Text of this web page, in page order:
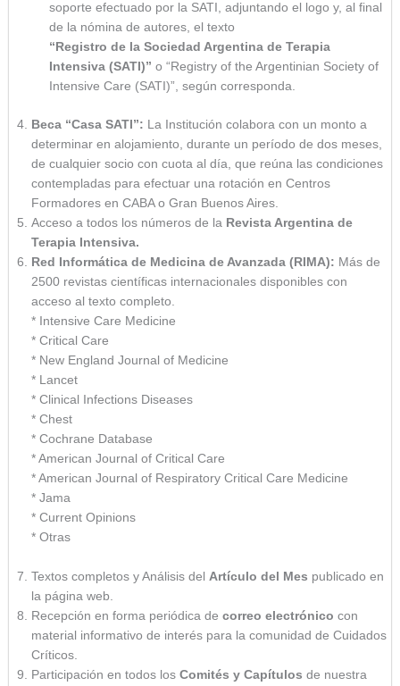
soporte efectuado por la SATI, adjuntando el logo y, al final
de la nómina de autores, el texto
“Registro de la Sociedad Argentina de Terapia
Intensiva (SATI)” o “Registry of the Argentinian Society of
Intensive Care (SATI)”, según corresponda.
Beca “Casa SATI”: La Institución colabora con un monto a
determinar en alojamiento, durante un período de dos meses,
de cualquier socio con cuota al día, que reúna las condiciones
contempladas para efectuar una rotación en Centros
Formadores en CABA o Gran Buenos Aires.
Acceso a todos los números de la Revista Argentina de
Terapia Intensiva.
Red Informática de Medicina de Avanzada (RIMA): Más de
2500 revistas científicas internacionales disponibles con
acceso al texto completo.
* Intensive Care Medicine
* Critical Care
* New England Journal of Medicine
* Lancet
* Clinical Infections Diseases
* Chest
* Cochrane Database
* American Journal of Critical Care
* American Journal of Respiratory Critical Care Medicine
* Jama
* Current Opinions
* Otras
Textos completos y Análisis del Artículo del Mes publicado en
la página web.
Recepción en forma periódica de correo electrónico con
material informativo de interés para la comunidad de Cuidados
Críticos.
Participación en todos los Comités y Capítulos de nuestra